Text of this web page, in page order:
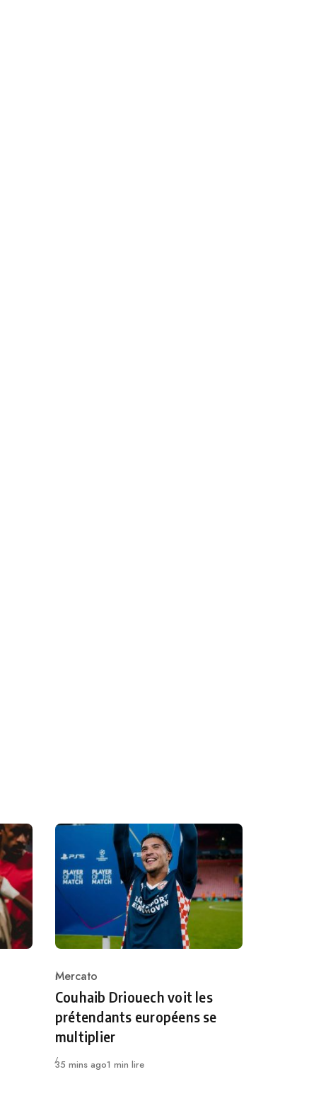
Category
Mercato
Couhaib Driouech voit les
prétendants européens se
multiplier
Publié
35 mins ago1 min lire